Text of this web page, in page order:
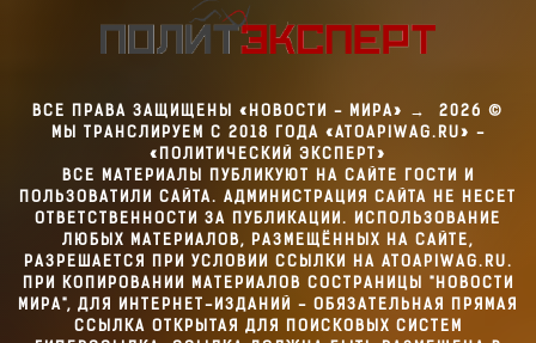
ВСЕ ПРАВА ЗАЩИЩЕНЫ «НОВОСТИ - МИРА» → 2026 ©
МЫ ТРАНСЛИРУЕМ С 2018 ГОДА «ATOAPIWAG.RU» -
«ПОЛИТИЧЕСКИЙ ЭКСПЕРТ»
ВСЕ МАТЕРИАЛЫ ПУБЛИКУЮТ НА САЙТЕ ГОСТИ И
ПОЛЬЗОВАТИЛИ САЙТА. АДМИНИСТРАЦИЯ САЙТА НЕ НЕСЕТ
ОТВЕТСТВЕННОСТИ ЗА ПУБЛИКАЦИИ. ИСПОЛЬЗОВАНИЕ
ЛЮБЫХ МАТЕРИАЛОВ, РАЗМЕЩЁННЫХ НА САЙТЕ,
РАЗРЕШАЕТСЯ ПРИ УСЛОВИИ ССЫЛКИ НА ATOAPIWAG.RU.
ПРИ КОПИРОВАНИИ МАТЕРИАЛОВ СОСТРАНИЦЫ "НОВОСТИ
МИРА", ДЛЯ ИНТЕРНЕТ-ИЗДАНИЙ - ОБЯЗАТЕЛЬНАЯ ПРЯМАЯ
ССЫЛКА ОТКРЫТАЯ ДЛЯ ПОИСКОВЫХ СИСТЕМ